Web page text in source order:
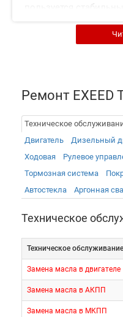
пользуется
бензиновым
выдает 186
момента. Вместе с
робот. Привод –
установку стоек
Ремонт EXEED
Техническое
Двигатель
Дизельный
Ходовая
Рулевое
Тормозная система
Автостекла
Аргонная
Техническое
Техническое обслуживание
Замена масла в двигателе
Замена масла в АКПП
Замена масла в МКПП